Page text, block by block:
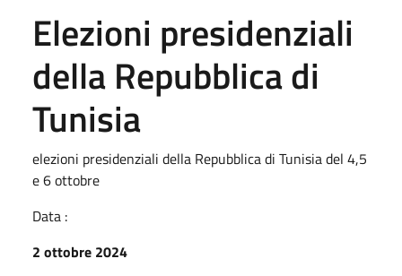
Elezioni presidenziali
della Repubblica di
Tunisia
elezioni presidenziali della Repubblica di Tunisia del 4,5
e 6 ottobre
Data :
2 ottobre 2024